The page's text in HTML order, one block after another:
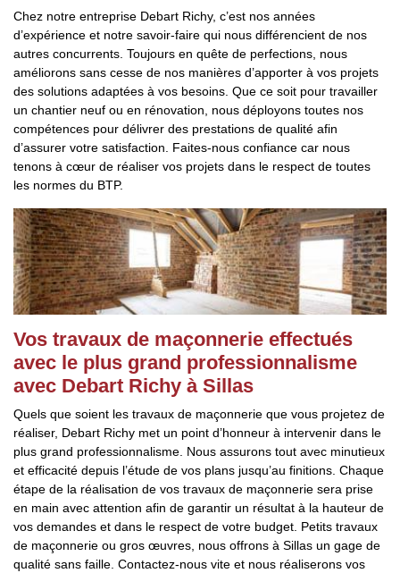
Chez notre entreprise Debart Richy, c’est nos années
d’expérience et notre savoir-faire qui nous différencient de nos
autres concurrents. Toujours en quête de perfections, nous
améliorons sans cesse de nos manières d’apporter à vos projets
des solutions adaptées à vos besoins. Que ce soit pour travailler
un chantier neuf ou en rénovation, nous déployons toutes nos
compétences pour délivrer des prestations de qualité afin
d’assurer votre satisfaction. Faites-nous confiance car nous
tenons à cœur de réaliser vos projets dans le respect de toutes
les normes du BTP.
Vos travaux de maçonnerie effectués
avec le plus grand professionnalisme
avec Debart Richy à Sillas
Quels que soient les travaux de maçonnerie que vous projetez de
réaliser, Debart Richy met un point d’honneur à intervenir dans le
plus grand professionnalisme. Nous assurons tout avec minutieux
et efficacité depuis l’étude de vos plans jusqu’au finitions. Chaque
étape de la réalisation de vos travaux de maçonnerie sera prise
en main avec attention afin de garantir un résultat à la hauteur de
vos demandes et dans le respect de votre budget. Petits travaux
de maçonnerie ou gros œuvres, nous offrons à Sillas un gage de
qualité sans faille. Contactez-nous vite et nous réaliserons vos